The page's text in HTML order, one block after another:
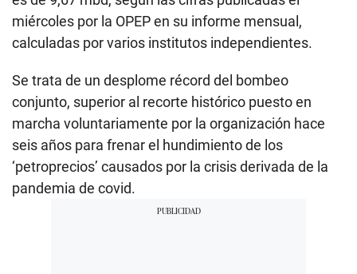
miércoles por la OPEP en su informe mensual,
calculadas por varios institutos independientes.
Se trata de un desplome récord del bombeo
conjunto, superior al recorte histórico puesto en
marcha voluntariamente por la organización hace
seis años para frenar el hundimiento de los
‘petroprecios’ causados por la crisis derivada de la
pandemia de covid.